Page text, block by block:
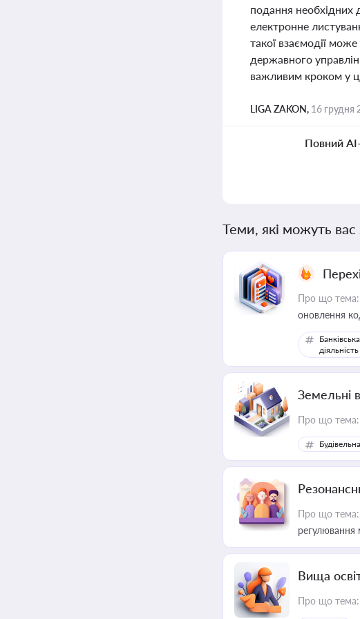
подання необхідних
електронне
такої взаємодії
державного
важливим кроком у
LIGA ZAKON, 16 грудня
Повний AI-
Теми, які можуть вас
Про що тема:
оновлення
Банківська
діяльність
Земельні
Про що тема:
Про що тема:
регулювання
Вища
Про що тема: